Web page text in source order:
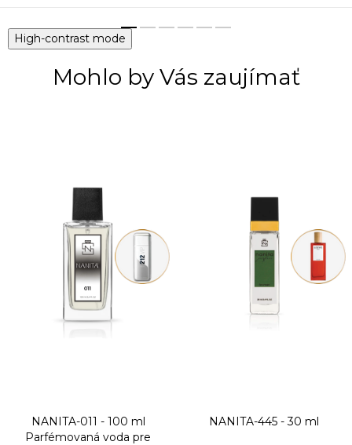
High-contrast mode
Mohlo by Vás zaujímať
NANITA-011 - 100 ml
Parfémovaná voda pre
NANITA-445 - 30 ml